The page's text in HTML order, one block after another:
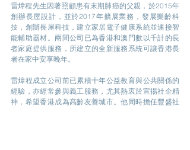
雷煒程先生因著照顧患有末期肺癌的父親，於2015年
創辦長屋設計，並於2017年擴展業務，發展樂齡科
技，創辦長屋科技，建立家居電子健康系統並連接智
能輔助器材。兩間公司已為香港和澳門數以千計的長
者家庭提供服務，所建立的全新服務系統可讓香港長
者在家中安享晚年。
雷煒程成立公司前已累積十年公益教育與公共關係的
經驗，亦經常參與義工服務，尤其熱衷於宣揚社企精
神，希望香港成為高齡友善城市。他同時擔任豐盛社